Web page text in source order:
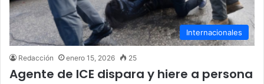
Internacionales
Redacción enero 15, 2026 25
Agente de ICE dispara y hiere a persona